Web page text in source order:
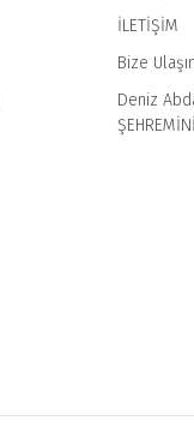
İLETİŞİM
Bize Ulaşın
Deniz